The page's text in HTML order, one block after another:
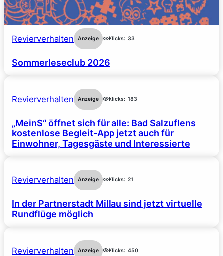
Revierverhalten Anzeige Klicks: 33
Sommerleseclub 2026
Revierverhalten Anzeige Klicks: 183
„MeinS“ öffnet sich für alle: Bad Salzuflens
kostenlose Begleit-App jetzt auch für
Einwohner, Tagesgäste und Interessierte
Revierverhalten Anzeige Klicks: 21
In der Partnerstadt Millau sind jetzt virtuelle
Rundflüge möglich
Revierverhalten Anzeige Klicks: 450